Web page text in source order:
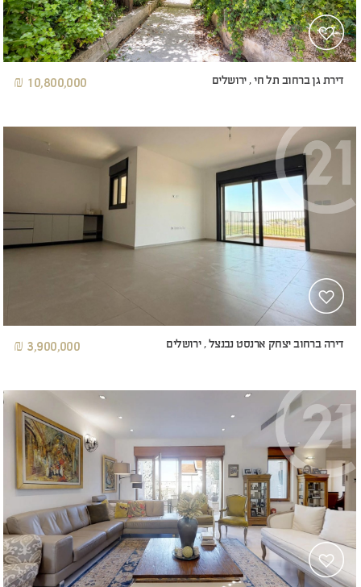
דירת גן ברחוב תל חי , ירושלים 10,800,000 ₪
דירה ברחוב יצחק ארנסט נבנצל , ירושלים 3,900,000 ₪